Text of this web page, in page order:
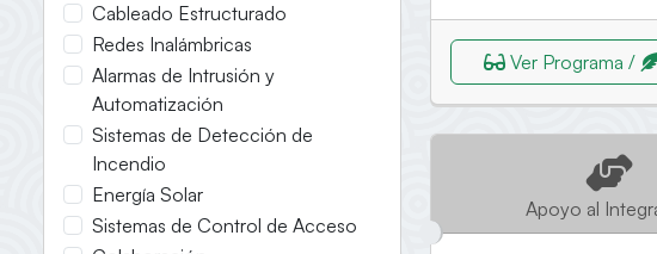
Cableado Estructurado
Redes Inalámbricas
Alarmas de Intrusión y
Automatización
Sistemas de Detección de
Incendio
Energía Solar
Sistemas de Control de Acceso
Ver Programa /
Apoyo al